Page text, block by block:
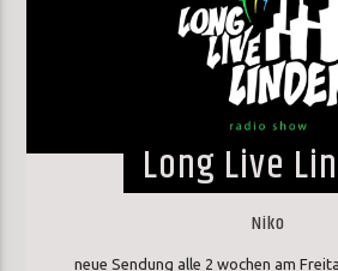
Long Live
Niko
neue Sendung alle 2 wochen am